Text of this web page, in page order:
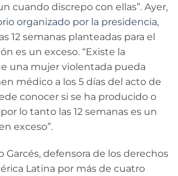
cuando discrepo con ellas”. Ayer,
organizado por la presidencia,
12 semanas planteadas para el
es un exceso. “Existe la
una mujer violentada pueda
médico a los 5 días del acto de
conocer si se ha producido o
lo tanto las 12 semanas es un
exceso”.
Garcés, defensora de los derechos
Latina por más de cuatro